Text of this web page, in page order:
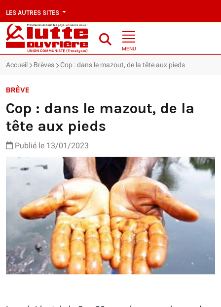
LES AUTRES SITES
MENU
Accueil Brèves Cop : dans le mazout, de la tête aux pieds
BRÈVE
Cop : dans le mazout, de la
tête aux pieds
Publié le 13/01/2023